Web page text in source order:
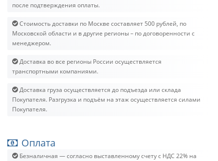
после подтверждения оплаты.
Стоимость доставки по Москве составляет 500 рублей, по
Московской области и в другие регионы – по договоренности с
менеджером.
Доставка во все регионы России осуществляется
транспортными компаниями.
Доставка груза осуществляется до подъезда или склада
Покупателя. Разгрузка и подъём на этаж осуществляется силами
Покупателя.
Оплата
Безналичная — согласно выставленному счету c НДС 22% на